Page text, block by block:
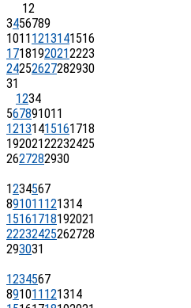
12
3456789
1011 1213141516
17181920212223
24252627282930
31
1234
567891011
12131415161718
19202122232425
2627282930
1234567
891011 121314
15161718192021
22232425262728
293031
1234567
891011 121314